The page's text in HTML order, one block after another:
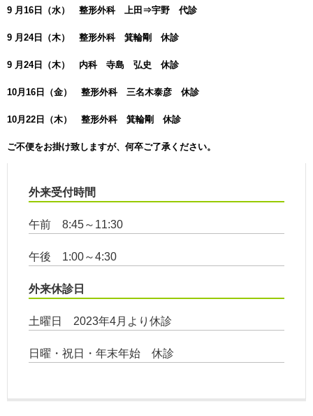
9 月16日（水） 整形外科 上田⇒宇野 代診
9 月24日（木） 整形外科 箕輪剛 休診
9 月24日（木） 内科 寺島 弘史 休診
10月16日（金） 整形外科 三名木泰彦 休診
10月22日（木） 整形外科 箕輪剛 休診
ご不便をお掛け致しますが、何卒ご了承ください。
外来受付時間
午前 8:45～11:30
午後 1:00～4:30
外来休診日
土曜日 2023年4月より休診
日曜・祝日・年末年始 休診